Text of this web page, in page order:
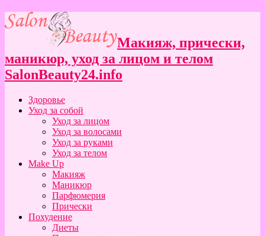
Макияж, прически,
маникюр, уход за лицом и телом
SalonBeauty24.info
Здоровье
Уход за собой
Уход за лицом
Уход за волосами
Уход за руками
Уход за телом
Make Up
Макияж
Маникюр
Парфюмерия
Прически
Похудение
Диеты